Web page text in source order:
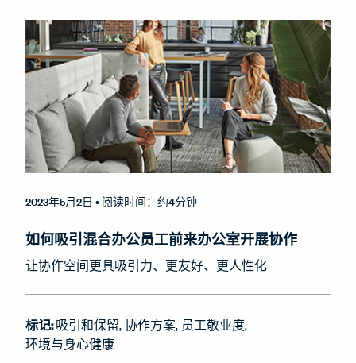
2023年5月2日 • 阅读时间：约4分钟
如何吸引混合办公员工前来办公室开展协作
让协作空间更具吸引力、更友好、更人性化
标记:吸引和保留 协作方案 员工敬业度
环境与身心健康